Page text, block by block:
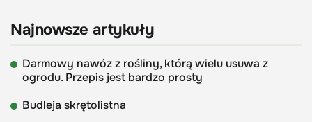
Najnowsze artykuły
Darmowy nawóz z rośliny, którą wielu usuwa z
ogrodu. Przepis jest bardzo prosty
Budleja skrętolistna